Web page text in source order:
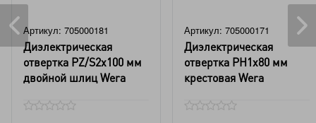
Артикул: 705000181
Диэлектрическая
отвертка PZ/S2x100 мм
двойной шлиц Wera
Артикул: 705000171
Диэлектрическая
отвертка PH1x80 мм
крестовая Wera